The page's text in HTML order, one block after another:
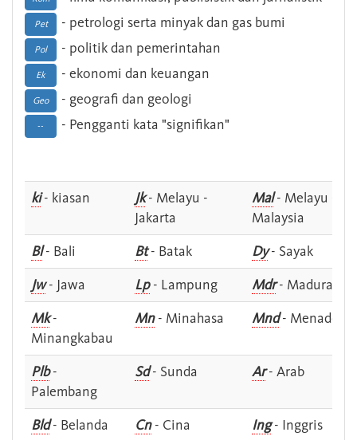
Pet - petrologi serta minyak dan gas bumi
Pol - politik dan pemerintahan
Ek - ekonomi dan keuangan
Geo - geografi dan geologi
-- - Pengganti kata "signifikan"
ki- kiasan Jk- Melayu -
Jakarta
Mal- Melayu -
Malaysia
Bl- Bali Bt- Batak Dy- Sayak
Jw- Jawa Lp- Lampung Mdr- Madura
Mk-
Minangkabau
Mn- Minahasa Mnd- Menado
Plb-
Palembang
Sd- Sunda Ar- Arab
Bld- Belanda Cn- Cina Ing- Inggris